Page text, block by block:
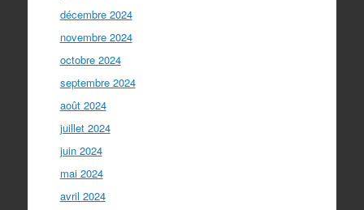
décembre 2024
novembre 2024
octobre 2024
septembre 2024
août 2024
juillet 2024
juin 2024
mai 2024
avril 2024